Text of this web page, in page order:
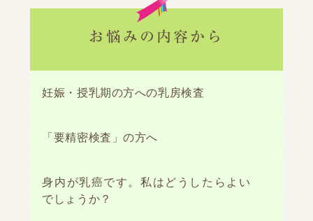
お悩みの内容から
妊娠・授乳期の方への乳房検査
「要精密検査」の方へ
身内が乳癌です。私はどうしたらよい
でしょうか？